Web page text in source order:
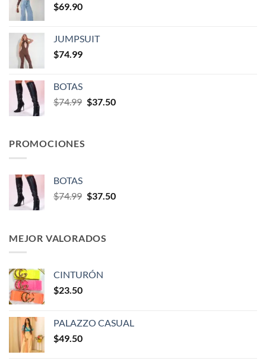
$69.90
JUMPSUIT
$74.99
BOTAS
$74.99 $37.50
PROMOCIONES
BOTAS
$74.99 $37.50
MEJOR VALORADOS
CINTURÓN
$23.50
PALAZZO CASUAL
$49.50